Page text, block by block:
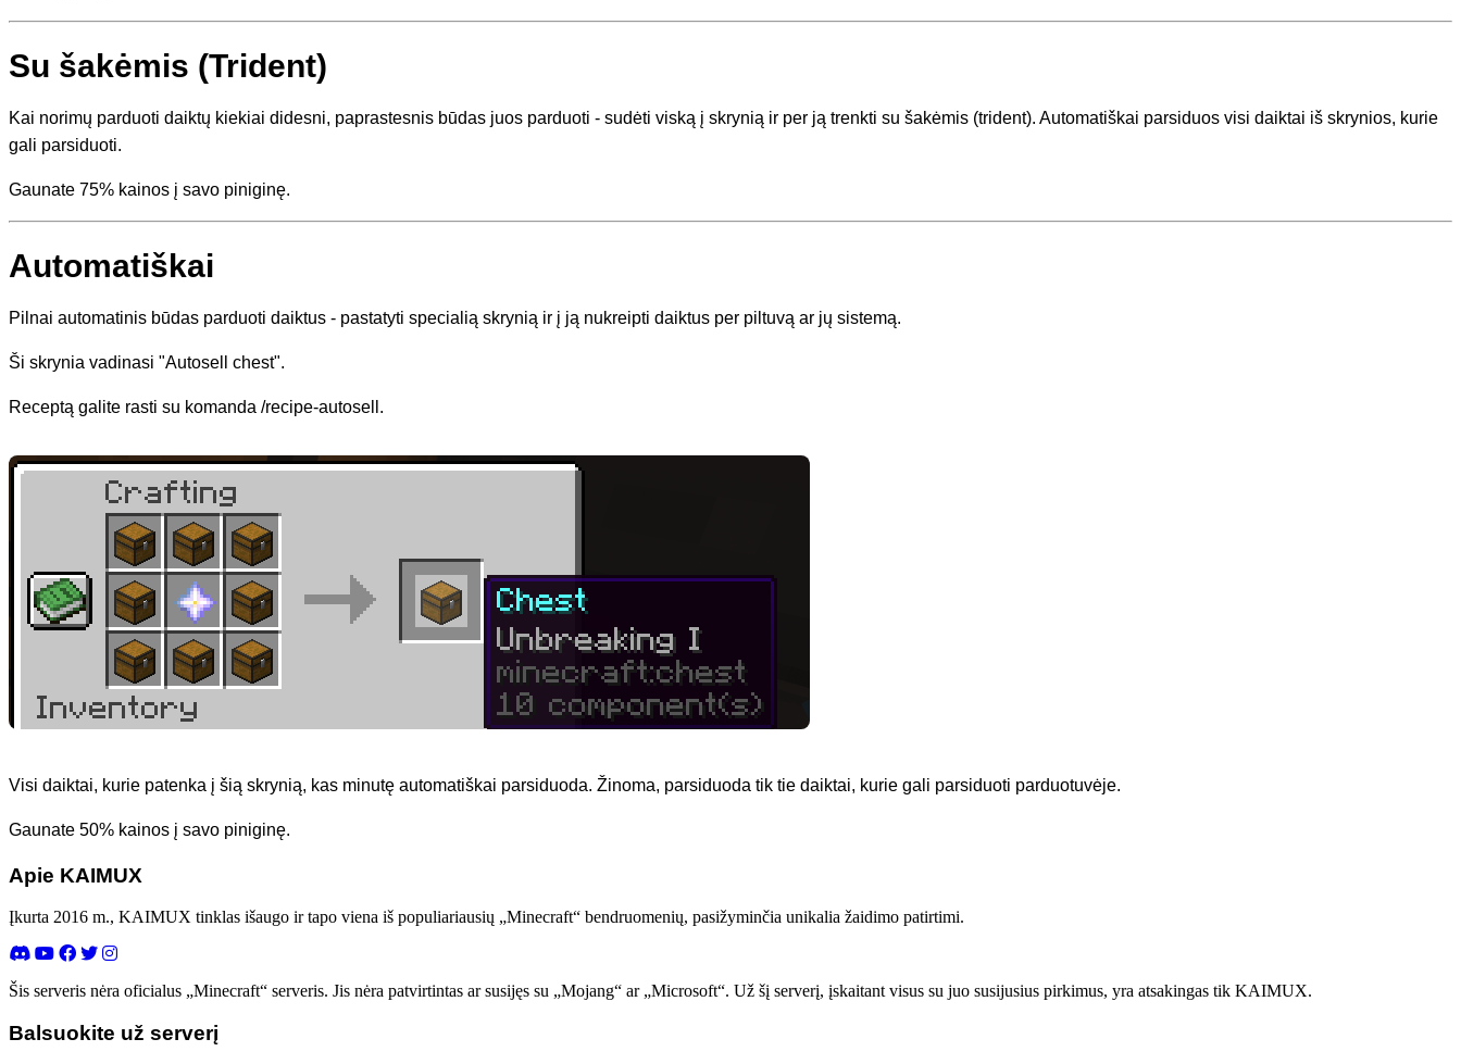
Su šakėmis (Trident)
Kai norimų parduoti daiktų kiekiai didesni, paprastesnis būdas juos parduoti - sudėti viską į skrynią ir per ją trenkti su šakėmis (trident). Automatiškai parsiduos visi daiktai iš skrynios, kurie
gali parsiduoti.
Gaunate 75% kainos į savo piniginę.
Automatiškai
Pilnai automatinis būdas parduoti daiktus - pastatyti specialią skrynią ir į ją nukreipti daiktus per piltuvą ar jų sistemą.
Ši skrynia vadinasi "Autosell chest".
Receptą galite rasti su komanda /recipe-autosell.
Visi daiktai, kurie patenka į šią skrynią, kas minutę automatiškai parsiduoda. Žinoma, parsiduoda tik tie daiktai, kurie gali parsiduoti parduotuvėje.
Gaunate 50% kainos į savo piniginę.
Apie KAIMUX
Įkurta 2016 m., KAIMUX tinklas išaugo ir tapo viena iš populiariausių „Minecraft“ bendruomenių, pasižyminčia unikalia žaidimo patirtimi.
Šis serveris nėra oficialus „Minecraft“ serveris. Jis nėra patvirtintas ar susijęs su „Mojang“ ar „Microsoft“. Už šį serverį, įskaitant visus su juo susijusius pirkimus, yra atsakingas tik KAIMUX.
Balsuokite už serverį